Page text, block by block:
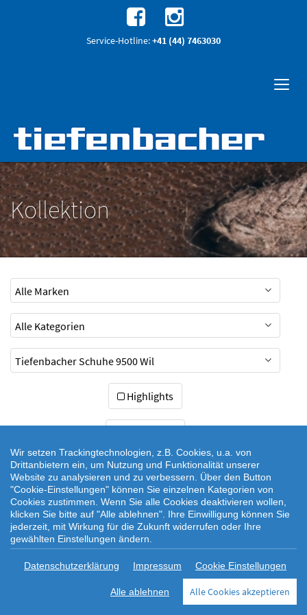
Service-Hotline:+41 (44) 7463030
Kollektion
Highlights
Datenschutz|Cookie Einstellungen|Cookie-Richtlinie |Rechtlicher
Impressum
Wir setzen Trackingtechnologien, z.B. Cookies, u.a. von
Drittanbietern ein, um Nutzung und Funktionalität unserer
Website zu analysieren und zu verbessern. Über den Button
"Cookie-Einstellungen" können Sie einzelnen Kategorien von
Cookies zustimmen. Wenn Sie alle Cookies deaktivieren wollen,
klicken Sie bitte auf "Alle ablehnen". Ihre Einwilligung können Sie
jederzeit, mit Wirkung für die Zukunft widerrufen oder Ihre
gewählten Einstellungen ändern.
Datenschutzerklärung Impressum Cookie Einstellungen
Alle ablehnen Alle Cookies akzeptieren